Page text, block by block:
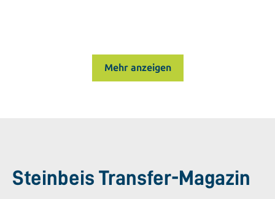
Mehr anzeigen
Steinbeis Transfer-Magazin